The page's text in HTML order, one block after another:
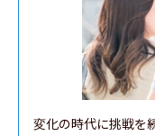
変化の時代に挑戦を